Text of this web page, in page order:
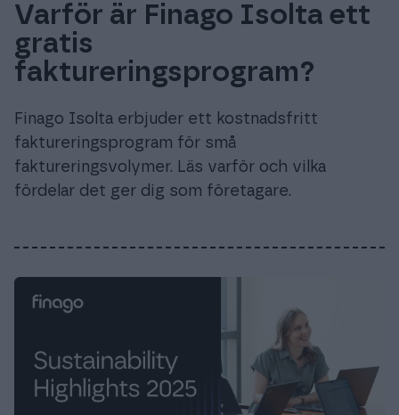
Varför är Finago Isolta ett
gratis
faktureringsprogram?
Finago Isolta erbjuder ett kostnadsfritt
faktureringsprogram för små
faktureringsvolymer. Läs varför och vilka
fördelar det ger dig som företagare.